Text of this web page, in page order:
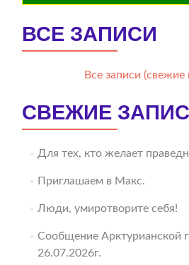
ВСЕ ЗАПИСИ
Все записи (свежие
СВЕЖИЕ
Для тех, кто желает
Приглашаем в Макс.
Люди, умиротворите себя!
Сообщение Арктурианской
26.07.2026г.